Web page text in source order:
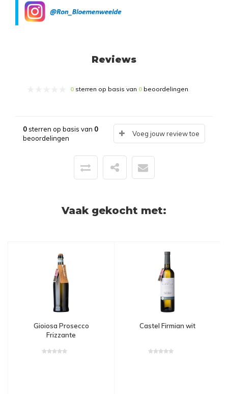
Reviews
0 sterren op basis van 0 beoordelingen
0sterren op basis van 0
beoordelingen
Voeg jouw review toe
Vaak gekocht met:
Gioiosa Prosecco
Frizzante
Castel Firmian wit